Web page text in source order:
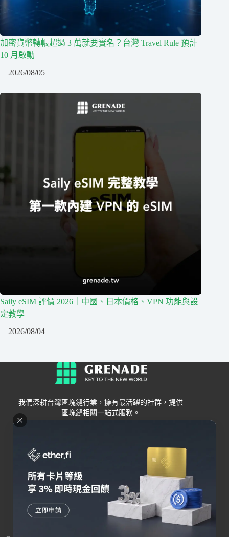
加密貨幣轉帳超過 3 萬就要實名？台灣 Travel Rule 預計
10 月啟動
2026/08/05
Saily eSIM 評價 2026｜中國、日本價格、VPN 功能與設
定教學
2026/08/04
我們深耕台灣區塊鏈行業，擁有最活躍的社群，提供
區塊鏈相關一站式服務。
Grenade
關於我們
聯絡我們
錢包
交易所
Bybit
OKX
HOYA BIT
其他